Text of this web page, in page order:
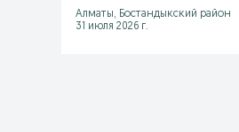
Алматы, Бостандыкский район
31 июля 2026 г.